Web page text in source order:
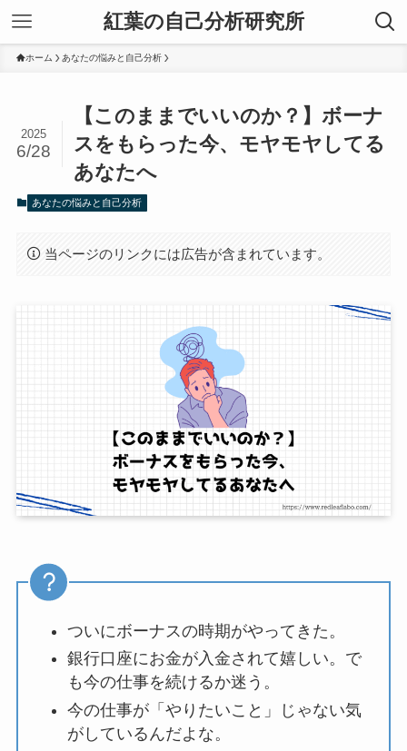
紅葉の自己分析研究所
ホーム あなたの悩みと自己分析
【このままでいいのか？】ボーナ
スをもらった今、モヤモヤしてる
あなたへ
2025
6/28
あなたの悩みと自己分析
当ページのリンクには広告が含まれています。
ついにボーナスの時期がやってきた。
銀行口座にお金が入金されて嬉しい。で
も今の仕事を続けるか迷う。
今の仕事が「やりたいこと」じゃない気
がしているんだよな。